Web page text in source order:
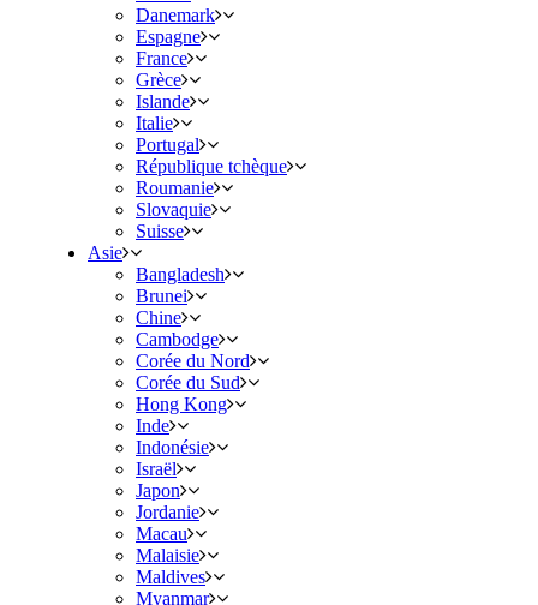
Danemark
Espagne
France
Grèce
Islande
Italie
Portugal
République tchèque
Roumanie
Slovaquie
Suisse
Asie
Bangladesh
Brunei
Chine
Cambodge
Corée du Nord
Corée du Sud
Hong Kong
Inde
Indonésie
Israël
Japon
Jordanie
Macau
Malaisie
Maldives
Myanmar